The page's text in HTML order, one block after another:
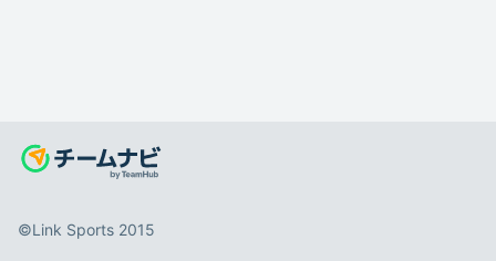
©️Link Sports 2015